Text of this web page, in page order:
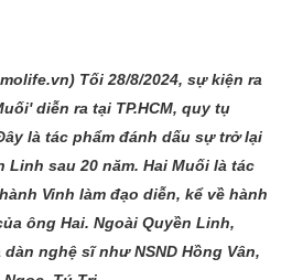
Tối 28/8/2024, sự kiện ra
diễn ra tại TP.HCM, quy tụ
là tác phẩm đánh dấu sự trở lại
Linh sau 20 năm. Hai Muối là tác
Vinh làm đạo diễn, kể về hành
ông Hai. Ngoài Quyền Linh,
nghệ sĩ như NSND Hồng Vân,